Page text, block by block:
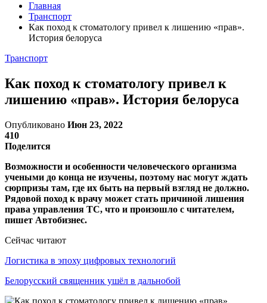
Главная
Транспорт
Как поход к стоматологу привел к лишению «прав».
История белоруса
Транспорт
Как поход к стоматологу привел к
лишению «прав». История белоруса
Опубликовано Июн 23, 2022
410
Поделится
Возможности и особенности человеческого организма
учеными до конца не изучены, поэтому нас могут ждать
сюрпризы там, где их быть на первый взгляд не должно.
Рядовой поход к врачу может стать причиной лишения
права управления ТС, что и произошло с читателем,
пишет Автобизнес.
Сейчас читают
Логистика в эпоху цифровых технологий
Белорусский священник ушёл в дальнобой